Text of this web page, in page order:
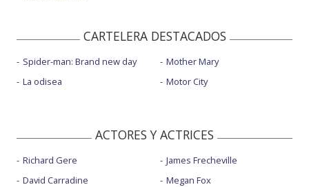
CARTELERA DESTACADOS
Spider-man: Brand new day
La odisea
Mother Mary
Motor City
ACTORES Y ACTRICES
Richard Gere
David Carradine
James Frecheville
Megan Fox